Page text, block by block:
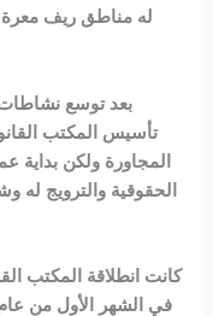
له مناطق ريف معرة
بعد توسع
تأسيس المكتب
المجاورة ولكن
الحقوقية والترويج له
كانت انطلاقة المكتب